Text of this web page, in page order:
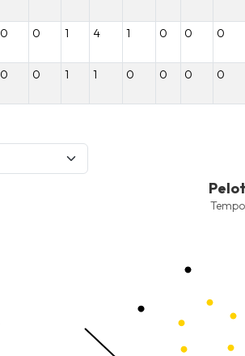
0 0 1 4 1 0 0 0
0 0 1 1 0 0 0 0
Combination chart with 9 data
The chart has 1 X axis